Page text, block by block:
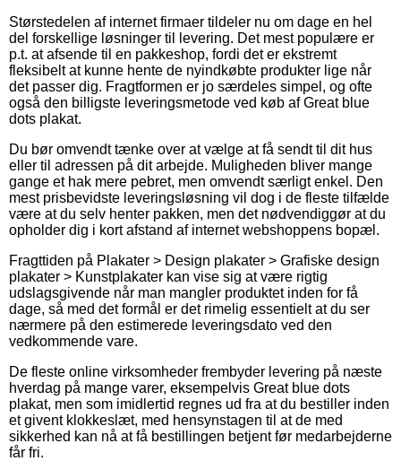
Størstedelen af internet firmaer tildeler nu om dage en hel
del forskellige løsninger til levering. Det mest populære er
p.t. at afsende til en pakkeshop, fordi det er ekstremt
fleksibelt at kunne hente de nyindkøbte produkter lige når
det passer dig. Fragtformen er jo særdeles simpel, og ofte
også den billigste leveringsmetode ved køb af Great blue
dots plakat.
Du bør omvendt tænke over at vælge at få sendt til dit hus
eller til adressen på dit arbejde. Muligheden bliver mange
gange et hak mere pebret, men omvendt særligt enkel. Den
mest prisbevidste leveringsløsning vil dog i de fleste tilfælde
være at du selv henter pakken, men det nødvendiggør at du
opholder dig i kort afstand af internet webshoppens bopæl.
Fragttiden på Plakater > Design plakater > Grafiske design
plakater > Kunstplakater kan vise sig at være rigtig
udslagsgivende når man mangler produktet inden for få
dage, så med det formål er det rimelig essentielt at du ser
nærmere på den estimerede leveringsdato ved den
vedkommende vare.
De fleste online virksomheder frembyder levering på næste
hverdag på mange varer, eksempelvis Great blue dots
plakat, men som imidlertid regnes ud fra at du bestiller inden
et givent klokkeslæt, med hensynstagen til at de med
sikkerhed kan nå at få bestillingen betjent før medarbejderne
får fri.